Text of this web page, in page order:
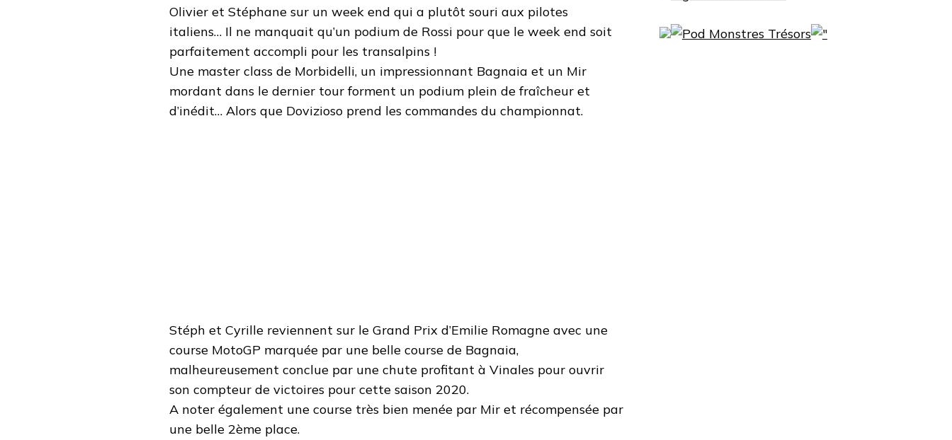
Olivier et Stéphane sur un week end qui a plutôt souri aux pilotes
italiens… Il ne manquait qu’un podium de Rossi pour que le week end soit
parfaitement accompli pour les transalpins !
Une master class de Morbidelli, un impressionnant Bagnaia et un Mir
mordant dans le dernier tour forment un podium plein de fraîcheur et
d’inédit… Alors que Dovizioso prend les commandes du championnat.
Stéph et Cyrille reviennent sur le Grand Prix d’Emilie Romagne avec une
course MotoGP marquée par une belle course de Bagnaia,
malheureusement conclue par une chute profitant à Vinales pour ouvrir
son compteur de victoires pour cette saison 2020.
A noter également une course très bien menée par Mir et récompensée par
une belle 2ème place.